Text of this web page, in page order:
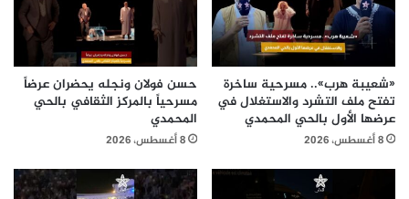
«شعيبة هرب».. مسرحية ساخرة
تفتح ملف التشرد والاستغلال في
عرضها الأول بالحي المحمدي
8 أغسطس، 2026
حسن فولان ونجله يحضران عرضاً
مسرحياً بالمركز الثقافي بالحي
المحمدي
8 أغسطس، 2026